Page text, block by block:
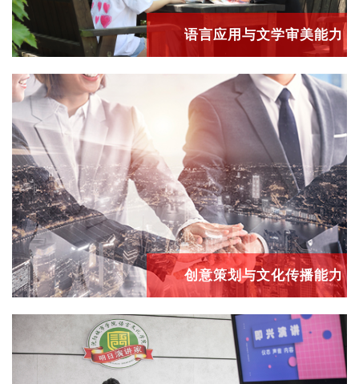
语言应用与文学审美能力
创意策划与文化传播能力